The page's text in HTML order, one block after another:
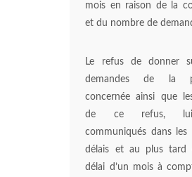
mois en raison de la
et du nombre de
Le refus de donner
demandes de la
concernée ainsi que
de ce refus,
communiqués dans les
délais et au plus tard
délai d’un mois à